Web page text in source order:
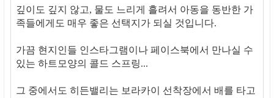
깊이도 깊지 않고, 물도 느리게 흘려서 아동을 동반한 가
족들에게도 매우 좋은 선택지가 되실 것입니다.
가끔 현지인들 인스타그램이나 페이스북에서 만나실 수
있는 하트모양의 콜드 스프링...
그 중에서도 히든밸리는 보라카이 선착장에서 배를 타고